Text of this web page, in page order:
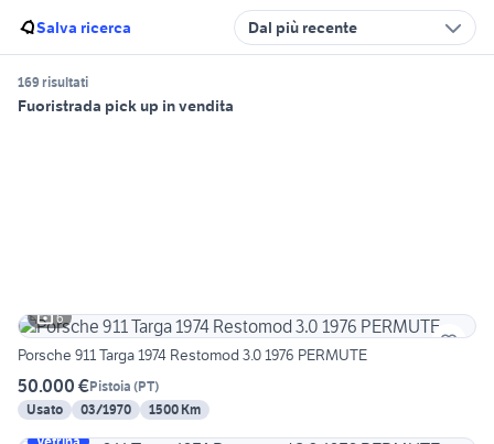
Salva ricerca Dal più recente
169 risultati
Fuoristrada pick up in vendita
6
Porsche 911 Targa 1974 Restomod 3.0 1976 PERMUTE
50.000 €Pistoia (PT)
Usato
03/1970
1500 Km